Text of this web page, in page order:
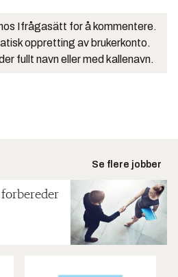
Ifrågasätt for å kommentere.
oppretting av brukerkonto.
fullt navn eller med kallenavn.
Se flere jobber